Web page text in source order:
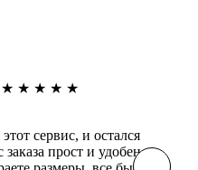
★ ★ ★ ★ ★
сервис, и остался
прост и удобен.